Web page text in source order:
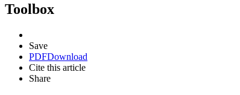
Toolbox
Save
PDFDownload
Cite this article
Share